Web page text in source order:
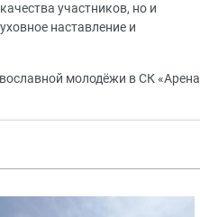
участников, но и
наставление и
молодёжи в СК «Арена